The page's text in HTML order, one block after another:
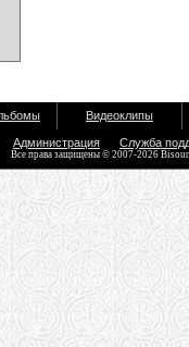
Видеоклипы
Администрация Служба
Все права защищены © 2007-2026